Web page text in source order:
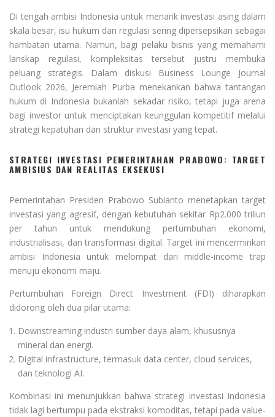
Di tengah ambisi Indonesia untuk menarik investasi asing dalam
skala besar, isu hukum dan regulasi sering dipersepsikan sebagai
hambatan utama. Namun, bagi pelaku bisnis yang memahami
lanskap regulasi, kompleksitas tersebut justru membuka
peluang strategis. Dalam diskusi Business Lounge Journal
Outlook 2026, Jeremiah Purba menekankan bahwa tantangan
hukum di Indonesia bukanlah sekadar risiko, tetapi juga arena
bagi investor untuk menciptakan keunggulan kompetitif melalui
strategi kepatuhan dan struktur investasi yang tepat.
STRATEGI INVESTASI PEMERINTAHAN PRABOWO: TARGET
AMBISIUS DAN REALITAS EKSEKUSI
Pemerintahan Presiden Prabowo Subianto menetapkan target
investasi yang agresif, dengan kebutuhan sekitar Rp2.000 triliun
per tahun untuk mendukung pertumbuhan ekonomi,
industrialisasi, dan transformasi digital. Target ini mencerminkan
ambisi Indonesia untuk melompat dari middle-income trap
menuju ekonomi maju.
Pertumbuhan Foreign Direct Investment (FDI) diharapkan
didorong oleh dua pilar utama:
Downstreaming industri sumber daya alam, khususnya
mineral dan energi.
Digital infrastructure, termasuk data center, cloud services,
dan teknologi AI.
Kombinasi ini menunjukkan bahwa strategi investasi Indonesia
tidak lagi bertumpu pada ekstraksi komoditas, tetapi pada value-